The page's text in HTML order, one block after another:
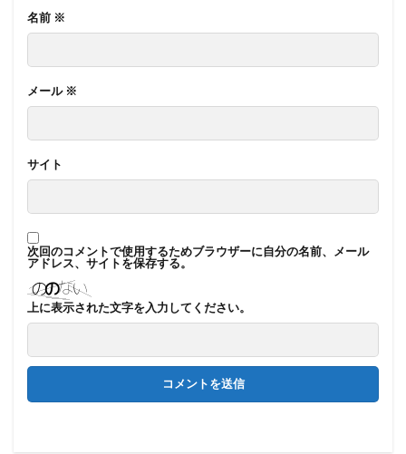
名前 ※
メール ※
サイト
次回のコメントで使用するためブラウザーに自分の名前、メール
アドレス、サイトを保存する。
上に表示された文字を入力してください。